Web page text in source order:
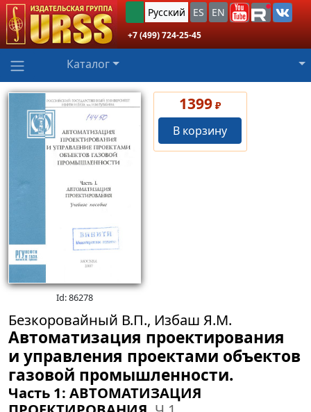
Русский ES EN
+7 (499) 724-25-45
Каталог
Id: 86278
1399 ₽
В корзину
Безкоровайный В.П., Избаш Я.М.
Автоматизация проектирования
и управления проектами объектов
газовой промышленности.
Часть 1: АВТОМАТИЗАЦИЯ